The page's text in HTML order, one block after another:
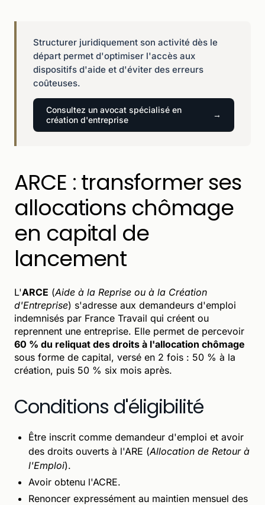
Structurer juridiquement son activité dès le
départ permet d'optimiser l'accès aux
dispositifs d'aide et d'éviter des erreurs
coûteuses.
Consultez un avocat spécialisé en
création d'entreprise
ARCE : transformer ses
allocations chômage
en capital de
lancement
L'ARCE (Aide à la Reprise ou à la Création
d'Entreprise) s'adresse aux demandeurs d'emploi
indemnisés par France Travail qui créent ou
reprennent une entreprise. Elle permet de percevoir
60 % du reliquat des droits à l'allocation chômage
sous forme de capital, versé en 2 fois : 50 % à la
création, puis 50 % six mois après.
Conditions d'éligibilité
Être inscrit comme demandeur d'emploi et avoir
des droits ouverts à l'ARE (Allocation de Retour à
l'Emploi).
Avoir obtenu l'ACRE.
Renoncer expressément au maintien mensuel des